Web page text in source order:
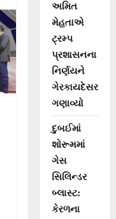
અમિત
મેહતાએ
ટ્રમ્પ
પ્રશાસનના
નિર્ણયને
ગેરકાયદેસર
ગણાવ્યો
દુબઈમાં
શોરૂમમાં
ગેસ
સિલિન્ડર
બ્લાસ્ટ:
કેરળના